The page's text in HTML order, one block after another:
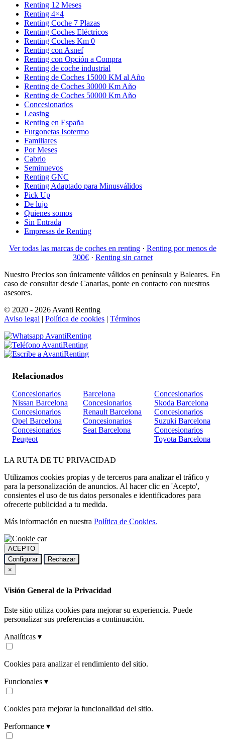
Renting 12 Meses
Renting 4×4
Renting Coche 7 Plazas
Renting Coches Eléctricos
Renting Coches Km 0
Renting con Asnef
Renting con Opción a Compra
Renting de coche industrial
Renting de Coches 15000 KM al Año
Renting de Coches 30000 Km Año
Renting de Coches 50000 Km Año
Concesionarios
Leasing
Renting en España
Furgonetas Isotermo
Familiares
Por Meses
Cabrio
Seminuevos
Renting GNC
Renting Adaptado para Minusválidos
Pick Up
De lujo
Quienes somos
Sin Entrada
Empresas de Renting
Ver todas las marcas de coches en renting· Renting por menos de
300€· Renting sin carnet
Nuestro Precios son únicamente válidos en península y Baleares. En
caso de consultar desde Canarias, ponte en contacto con nuestros
asesores.
© 2020 - 2026 Avanti Renting
Aviso legal | Política de cookies | Términos
Relacionados
Concesionarios
Nissan Barcelona
Concesionarios
Opel Barcelona
Concesionarios
Peugeot
Barcelona
Concesionarios
Renault Barcelona
Concesionarios
Seat Barcelona
Concesionarios
Skoda Barcelona
Concesionarios
Suzuki Barcelona
Concesionarios
Toyota Barcelona
LA RUTA DE TU PRIVACIDAD
Utilizamos cookies propias y de terceros para analizar el tráfico y
para la personalización de anuncios. Al hacer clic en 'Acepto',
consientes el uso de tus datos personales e identificadores para
ofrecerte publicidad a tu medida.
Más información en nuestra Política de Cookies.
ACEPTO
Configurar
Rechazar
×
Visión General de la Privacidad
Este sitio utiliza cookies para mejorar su experiencia. Puede
personalizar sus preferencias a continuación.
Analíticas ▾
Cookies para analizar el rendimiento del sitio.
Funcionales ▾
Cookies para mejorar la funcionalidad del sitio.
Performance ▾